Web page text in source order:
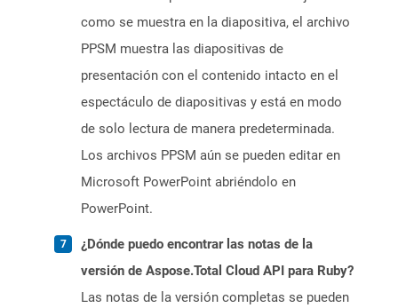
como se muestra en la diapositiva, el archivo
PPSM muestra las diapositivas de
presentación con el contenido intacto en el
espectáculo de diapositivas y está en modo
de solo lectura de manera predeterminada.
Los archivos PPSM aún se pueden editar en
Microsoft PowerPoint abriéndolo en
PowerPoint.
¿Dónde puedo encontrar las notas de la
versión de Aspose.Total Cloud API para Ruby?
Las notas de la versión completas se pueden